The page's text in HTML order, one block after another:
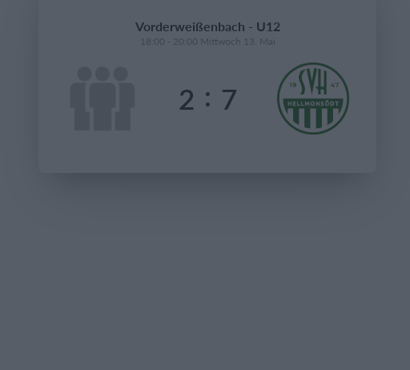
Vorderweißenbach - U12
18:00 - 20:00 Mittwoch 13. Mai
2 : 7